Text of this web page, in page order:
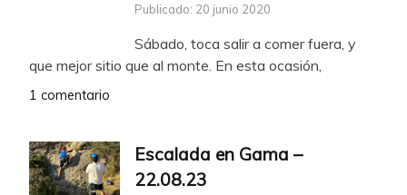
Publicado: 20 junio 2020
Sábado, toca salir a comer fuera, y
que mejor sitio que al monte. En esta ocasión,
1 comentario
Escalada en Gama –
22.08.23